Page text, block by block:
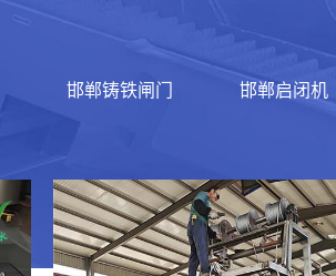
邯郸铸铁闸门 邯郸启闭机